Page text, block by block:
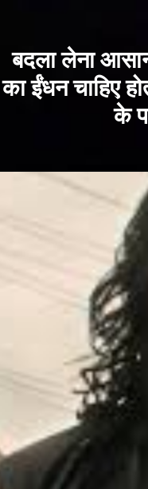
बदला लेना
का ईंधन चाहिए
के